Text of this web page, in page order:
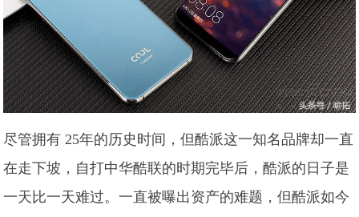
尽管拥有 25年的历史时间，但酷派这一知名品牌却一直
在走下坡，自打中华酷联的时期完毕后，酷派的日子是
一天比一天难过。一直被曝出资产的难题，但酷派如今